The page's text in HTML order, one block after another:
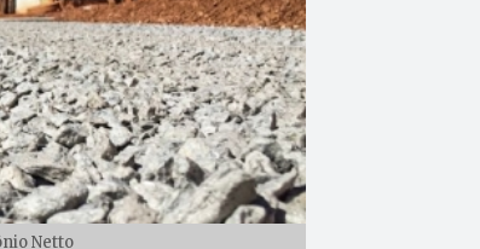
Netto